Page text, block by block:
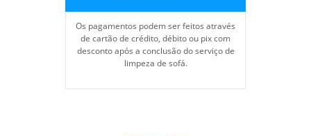
Os pagamentos podem ser feitos através
de cartão de crédito, débito ou pix com
desconto após a conclusão do serviço de
limpeza de sofá.